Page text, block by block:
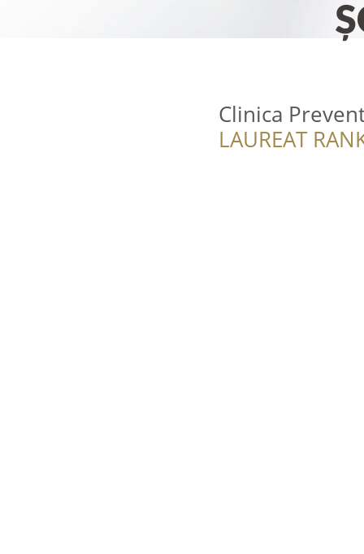
Clinica
LAUREAT